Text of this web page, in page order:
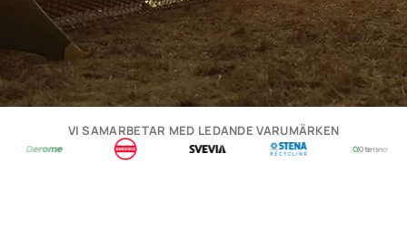
VI SAMARBETAR MED LEDANDE VARUMÄRKEN